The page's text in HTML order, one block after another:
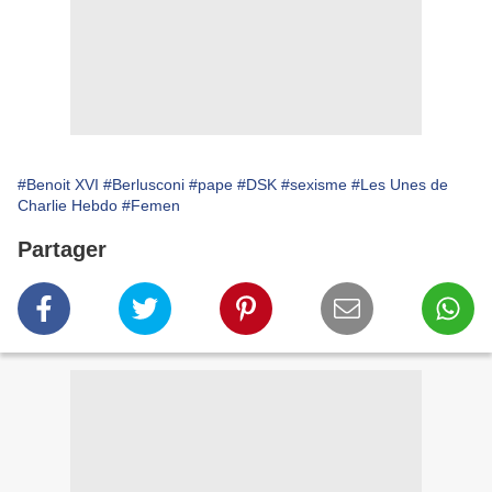
#Benoit XVI #Berlusconi #pape #DSK #sexisme #Les Unes de
Charlie Hebdo #Femen
Partager